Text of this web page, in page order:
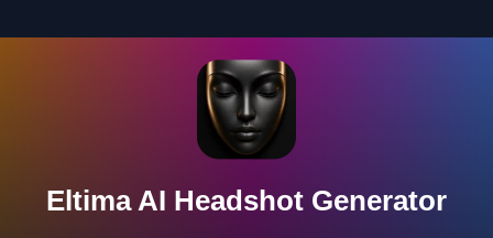
Eltima AI Headshot Generator